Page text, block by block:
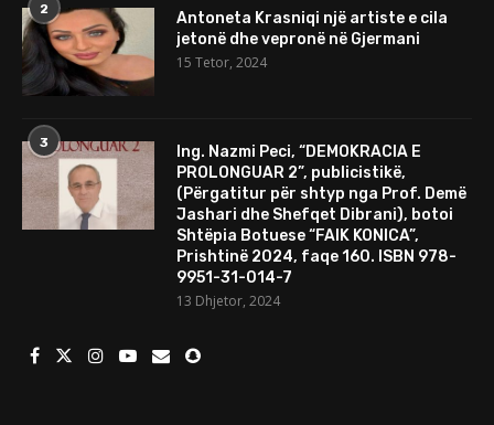
2
Antoneta Krasniqi një artiste e cila
jetonë dhe vepronë në Gjermani
15 Tetor, 2024
3
Ing. Nazmi Peci, “DEMOKRACIA E
PROLONGUAR 2”, publicistikë,
(Përgatitur për shtyp nga Prof. Demë
Jashari dhe Shefqet Dibrani), botoi
Shtëpia Botuese “FAIK KONICA”,
Prishtinë 2024, faqe 160. ISBN 978-
9951-31-014-7
13 Dhjetor, 2024